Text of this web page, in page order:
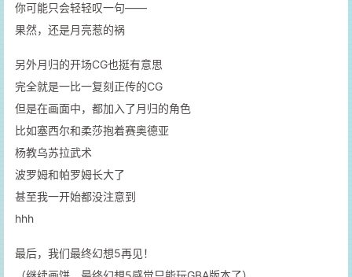
你可能只会轻轻叹一句——
果然，还是月亮惹的祸
另外月归的开场CG也挺有意思
完全就是一比一复刻正传的CG
但是在画面中，都加入了月归的角色
比如塞西尔和柔莎抱着赛奥德亚
杨教乌苏拉武术
波罗姆和帕罗姆长大了
甚至我一开始都没注意到
hhh
最后，我们最终幻想5再见！